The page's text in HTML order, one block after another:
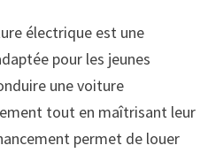
électrique est une
pour les jeunes
une voiture
tout en maîtrisant leur
permet de louer